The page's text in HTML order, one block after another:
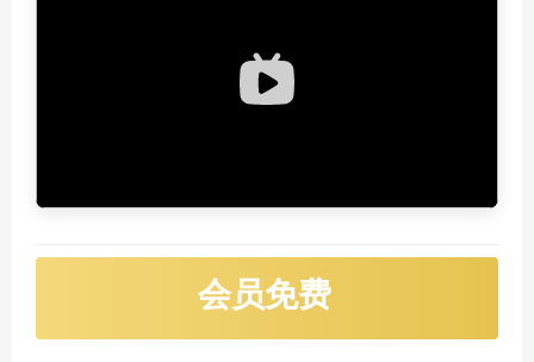
会员免费